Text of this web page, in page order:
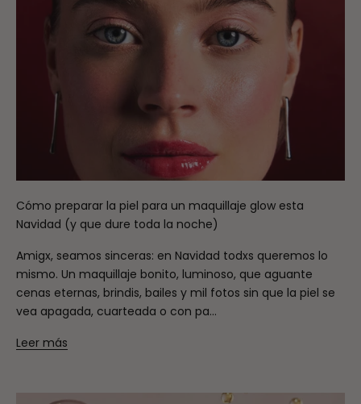
Cómo preparar la piel para un maquillaje glow esta
Navidad (y que dure toda la noche)
Amigx, seamos sinceras: en Navidad todxs queremos lo
mismo. Un maquillaje bonito, luminoso, que aguante
cenas eternas, brindis, bailes y mil fotos sin que la piel se
vea apagada, cuarteada o con pa...
Leer más